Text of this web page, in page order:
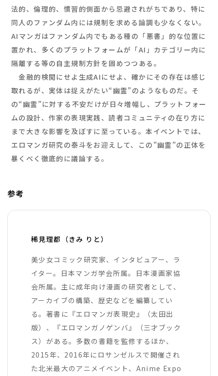
法的、倫理的、慣習的側面から忌避されがちであり、特に
同人のファンダム内には規制を求める論調も少なくない。
AIマンガはファンダム内でもある種の「悪書」的な位置に
置かれ、多くのプラットフォームが「AI」カテゴリー内に
隔離する等の自主規制方針を固めつつある。
金融的検閲にせよ生成AIにせよ、確かにその存在は感じ
取れるが、実体は捉えがたい“幽霊”のようなものだ。そ
の“幽霊”に対する不安だけが日々増幅し、プラットフォー
ムの設計、作家の表現実践、読者コミュニティの在り方に
まで大きな影響を及ぼすに至っている。本イベントでは、
エロマンガ研究の泰斗をお迎えして、この”幽霊”の正体を
暴くべく徹底的に議論する。
参考
稀見理都（きみ りと）
美少女コミック研究家、インタビュアー、ラ
イター。日本マンガ学会所属。日本漫画家協
会所属。主に成年向け漫画の研究者として、
アーカイブの構築、歴史などを編纂してい
る。著書に『エロマンガ表現史』（太田出
版）、『エロマンガノゲンバ』（三才ブック
ス）がある。多数の書籍を監修するほか、
2015年、2016年にロサンゼルスで開催され
た北米最大のアニメイベント、Anime Expo